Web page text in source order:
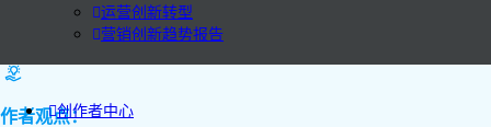
运营创新转型
营销创新趋势报告
创作者中心
作者观点：